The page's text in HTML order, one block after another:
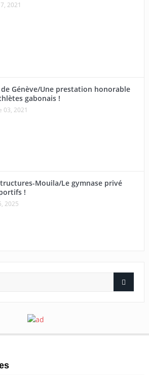
2021
de Génève/Une prestation honorable
gabonais !
03, 2021
Mouila/Le gymnase privé
!
2025